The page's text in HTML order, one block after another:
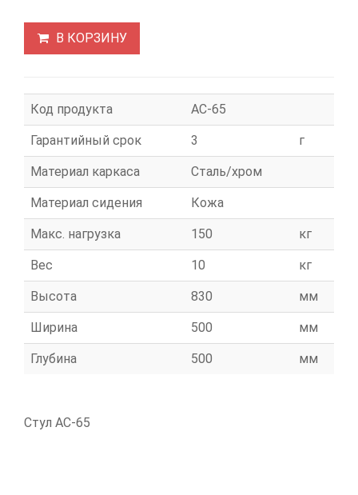
В КОРЗИНУ
Код продукта АС-65
Гарантийный срок 3 г
Материал каркаса Сталь/хром
Материал сидения Кожа
Макс. нагрузка 150 кг
Вес 10 кг
Высота 830 мм
Ширина 500 мм
Глубина 500 мм
Стул АС-65